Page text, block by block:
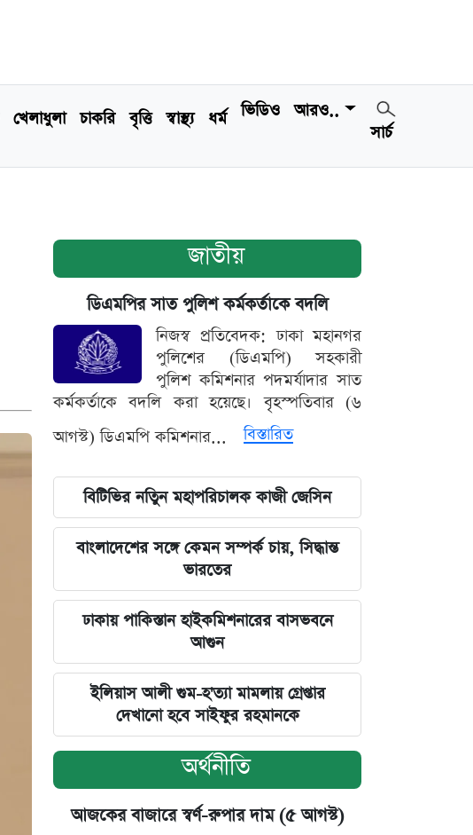
খেলাধুলা চাকরি বৃত্তি স্বাস্থ্য ধর্ম ভিডিও
আরও..
সার্চ
জাতীয়
ডিএমপির সাত পুলিশ কর্মকর্তাকে বদলি
নিজস্ব প্রতিবেদক: ঢাকা মহানগর
পুলিশের (ডিএমপি) সহকারী
পুলিশ কমিশনার পদমর্যাদার সাত
কর্মকর্তাকে বদলি করা হয়েছে। বৃহস্পতিবার (৬
আগস্ট) ডিএমপি কমিশনার...
বিস্তারিত
বিটিভির নতিুন মহাপরিচালক কাজী জেসিন
বাংলাদেশের সঙ্গে কেমন সম্পর্ক চায়, সিদ্ধান্ত
ভারতের
ঢাকায় পাকিস্তান হাইকমিশনারের বাসভবনে
আগুন
ইলিয়াস আলী গুম-হ'ত্যা মামলায় গ্রেপ্তার
দেখানো হবে সাইফুর রহমানকে
অর্থনীতি
আজকের বাজারে স্বর্ণ-রুপার দাম (৫ আগস্ট)